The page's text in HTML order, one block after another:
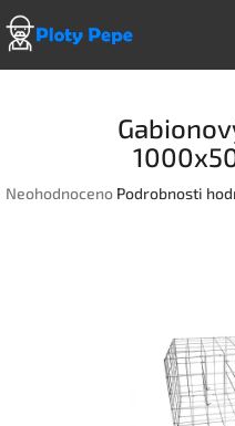
na
obsah
Průměrné
Neohodnoceno Podrobnosti